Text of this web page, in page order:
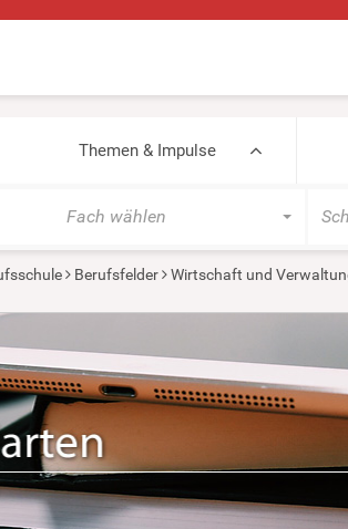
Themen & Impulse
Fach wählen
Berufsfelder Wirtschaft und